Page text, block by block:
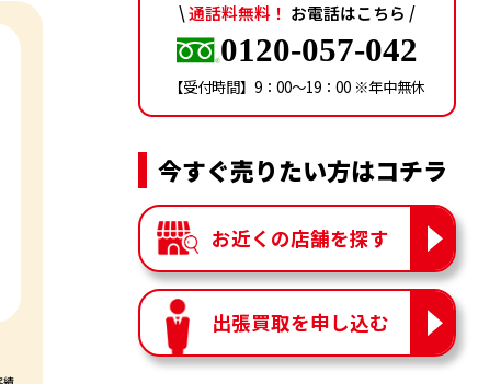
\通話料無料！ お電話はこちら /
0120-057-042
【受付時間】9：00〜19：00 ※年中無休
今すぐ売りたい方はコチラ
お近くの店舗を探す
出張買取を申し込む